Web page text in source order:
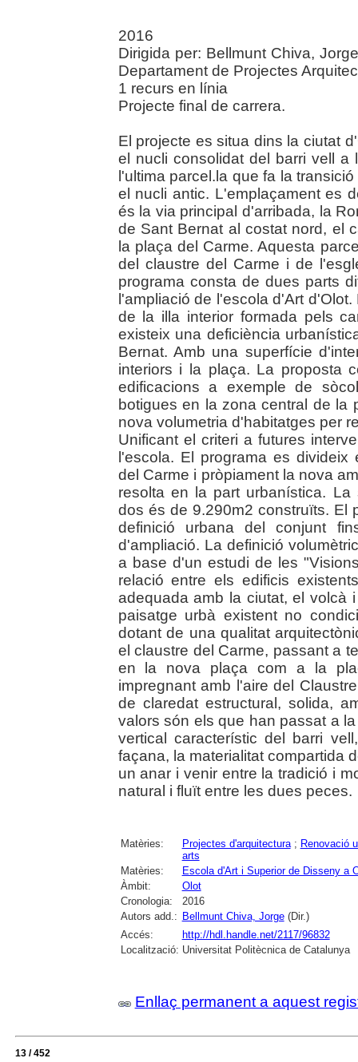
2016
Dirigida per: Bellmunt Chiva,
Departament de Projectes
1 recurs en línia
Projecte final de carrera.
El projecte es situa dins la ciutat
el nucli consolidat del barri vell a
l'ultima parcel.la que fa la
el nucli antic. L'emplaçament es
és la via principal d'arribada, la
de Sant Bernat al costat nord, el
la plaça del Carme. Aquesta
del claustre del Carme i de
programa consta de dues parts
l'ampliació de l'escola d'Art
de la illa interior formada pels
existeix una deficiència
Bernat. Amb una superfície
interiors i la plaça. La proposta
edificacions a exemple de
botigues en la zona central de la
nova volumetria d'habitatges per
Unificant el criteri a futures
l'escola. El programa es
del Carme i pròpiament la nova
resolta en la part urbanística.
dos és de 9.290m2 construïts. El
definició urbana del conjunt
d'ampliació. La definició
a base d'un estudi de les
relació entre els edificis
adequada amb la ciutat, el volcà
paisatge urbà existent no
dotant de una qualitat
el claustre del Carme, passant a
en la nova plaça com a la
impregnant amb l'aire del
de claredat estructural, solida,
valors són els que han passat a
vertical característic del barri
façana, la materialitat compartida
un anar i venir entre la tradició i
natural i fluït entre les dues peces.
Matèries: Projectes d'arquitectura; Renovació
arts
Matèries:
Escola d'Art i Superior de Disseny a
Àmbit:
Olot
Cronologia:
2016
Autors add.: Bellmunt Chiva, Jorge(Dir.)
Accés:
http://hdl.handle.net/2117/96832
Localització: Universitat Politècnica de Catalunya
Enllaç permanent a aquest
13 / 452